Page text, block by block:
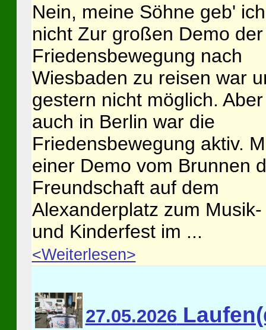
Nein, meine Söhne geb' ich
nicht Zur großen Demo der
Friedensbewegung nach
Wiesbaden zu reisen war
gestern nicht möglich. Aber
auch in Berlin war die
Friedensbewegung aktiv.
einer Demo vom Brunnen
Freundschaft auf dem
Alexanderplatz zum Musik-
und Kinderfest im ...
<Weiterlesen>
27.05.2026